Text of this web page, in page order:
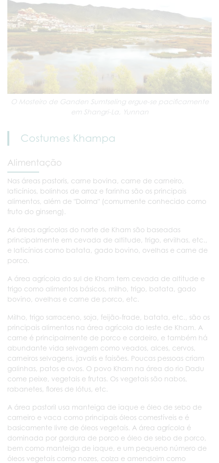
O Mosteiro de Ganden Sumtseling ergue-se pacificamente
em Shangri-La, Yunnan
Costumes Khampa
Alimentação
Nas áreas pastoris, carne bovina, carne de carneiro,
laticínios, bolinhos de arroz e farinha são os principais
alimentos, além de "Dolma" (comumente conhecido como
fruto do ginseng).
As áreas agrícolas do norte de Kham são baseadas
principalmente em cevada de altitude, trigo, ervilhas, etc.,
e laticínios como batata, gado bovino, ovelhas e carne de
porco.
A área agrícola do sul de Kham tem cevada de altitude e
trigo como alimentos básicos, milho, trigo, batata, gado
bovino, ovelhas e carne de porco, etc.
Milho, trigo sarraceno, soja, feijão-frade, batata, etc., são os
principais alimentos na área agrícola do leste de Kham. A
carne é principalmente de porco e cordeiro, e também há
abundante vida selvagem como veados, alces, cervos,
carneiros selvagens, javalis e faisões. Poucas pessoas criam
galinhas, patos e ovos. O povo Kham na área do rio Dadu
come peixe, vegetais e frutas. Os vegetais são nabos,
rabanetes, flores de lótus, etc.
A área pastoril usa manteiga de iaque e óleo de sebo de
carneiro e vaca como principais óleos comestíveis e é
basicamente livre de óleos vegetais. A área agrícola é
dominada por gordura de porco e óleo de sebo de porco,
bem como manteiga de iaque, e um pequeno número de
óleos vegetais como nozes, colza e amendoim como